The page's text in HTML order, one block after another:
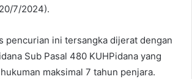
7/2024).
pencurian ini tersangka dijerat dengan
Sub Pasal 480 KUHPidana yang
maksimal 7 tahun penjara.